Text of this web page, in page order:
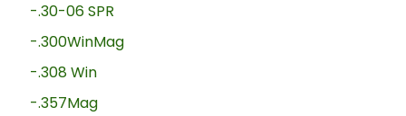
-.30-06 SPR
-.300WinMag
-.308 Win
-.357Mag